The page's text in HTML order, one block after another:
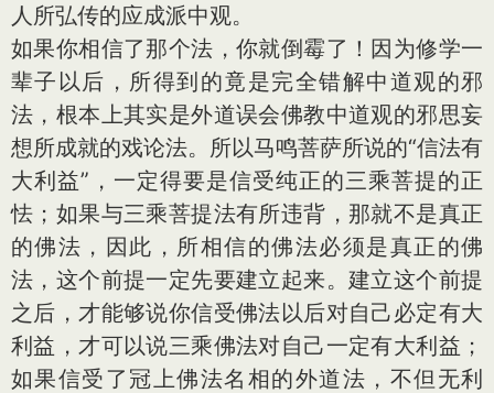
人所弘传的应成派中观。
如果你相信了那个法，你就倒霉了！因为修学一
辈子以后，所得到的竟是完全错解中道观的邪
法，根本上其实是外道误会佛教中道观的邪思妄
想所成就的戏论法。所以马鸣菩萨所说的“信法有
大利益”，一定得要是信受纯正的三乘菩提的正
怯；如果与三乘菩提法有所违背，那就不是真正
的佛法，因此，所相信的佛法必须是真正的佛
法，这个前提一定先要建立起来。建立这个前提
之后，才能够说你信受佛法以后对自己必定有大
利益，才可以说三乘佛法对自己一定有大利益；
如果信受了冠上佛法名相的外道法，不但无利